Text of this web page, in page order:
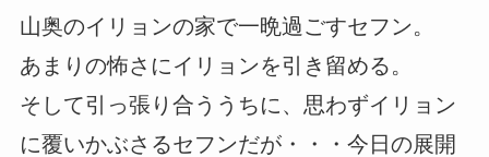
山奥のイリョンの家で一晩過ごすセフン。
あまりの怖さにイリョンを引き留める。
そして引っ張り合ううちに、思わずイリョン
に覆いかぶさるセフンだが・・・今日の展開